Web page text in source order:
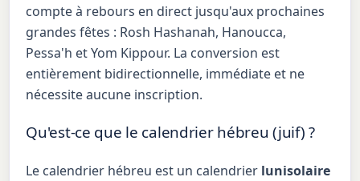
compte à rebours en direct jusqu'aux prochaines
grandes fêtes : Rosh Hashanah, Hanoucca,
Pessa'h et Yom Kippour. La conversion est
entièrement bidirectionnelle, immédiate et ne
nécessite aucune inscription.
Qu'est-ce que le calendrier hébreu (juif) ?
Le calendrier hébreu est un calendrier lunisolaire